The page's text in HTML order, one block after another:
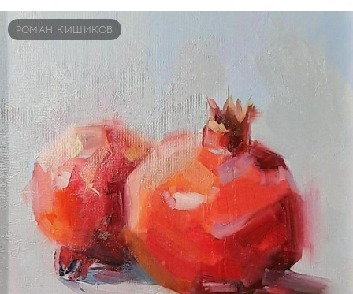
РОМАН КИШИКОВ